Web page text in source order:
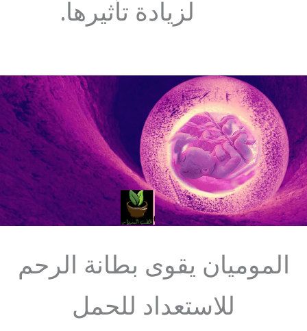
لزيادة تأثيرها.
الموميان يقوى بطانة الرحم
للاستعداد للحمل